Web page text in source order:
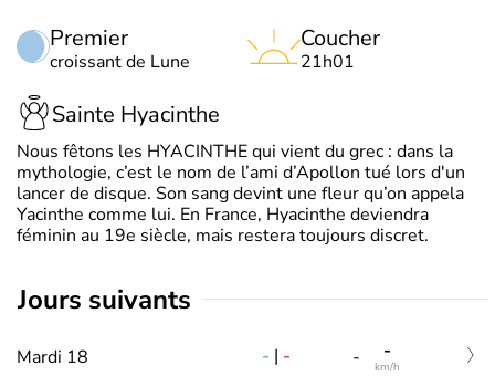
Premier
croissant de Lune
Coucher
21h01
Sainte Hyacinthe
Nous fêtons les HYACINTHE qui vient du grec : dans la
mythologie, c’est le nom de l’ami d’Apollon tué lors d'un
lancer de disque. Son sang devint une fleur qu’on appela
Yacinthe comme lui. En France, Hyacinthe deviendra
féminin au 19e siècle, mais restera toujours discret.
jours suivants
Mardi 18 - | - - -
km/h